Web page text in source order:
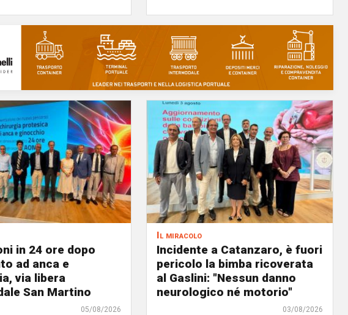
in 24 ore dopo
ad anca e
via libera
San Martino
05/08/2026
Il miracolo
Incidente a Catanzaro, è fuori
pericolo la bimba ricoverata
al Gaslini: "Nessun danno
neurologico né motorio"
03/08/2026